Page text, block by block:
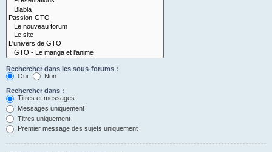
Rechercher dans les sous-forums :
Oui
Non
Rechercher dans :
Titres et messages
Messages uniquement
Titres uniquement
Premier message des sujets uniquement